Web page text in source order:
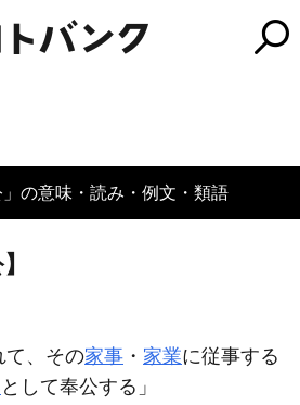
」の意味・読み・例文・類語
て、その家事 ・ 家業に従事する
として奉公する」